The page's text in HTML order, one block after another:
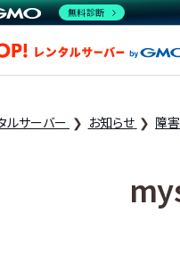
ルサーバー お知らせ 障
無料診断